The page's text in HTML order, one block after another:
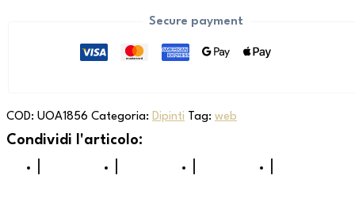
Secure payment
COD: UOA1856 Categoria: Dipinti Tag: web